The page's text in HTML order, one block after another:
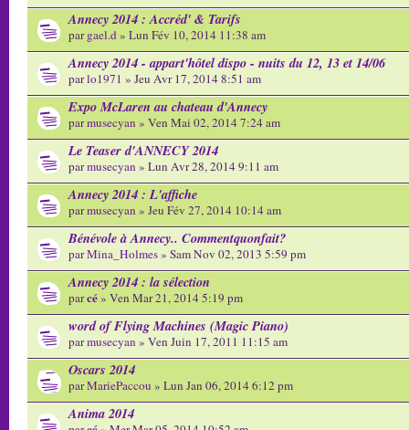
Annecy 2014 : Accréd' & Tarifs
pargael.d» Lun Fév 10, 2014 11:38 am
Annecy 2014 - appart'hôtel dispo - nuits du 12, 13 et 14/06
parlo1971 » Jeu Avr 17, 2014 8:51 am
Expo McLaren au chateau d'Annecy
parmusecyan » Ven Mai 02, 2014 7:24 am
Le Teaser d'ANNECY 2014
parmusecyan » Lun Avr 28, 2014 9:11 am
Annecy 2014 : L'affiche
parmusecyan » Jeu Fév 27, 2014 10:14 am
Bénévole à Annecy.. Commentquonfait?
parMina_Holmes» Sam Nov 02, 2013 5:59 pm
Annecy 2014 : la sélection
parcé» Ven Mar 21, 2014 5:19 pm
word of Flying Machines (Magic Piano)
parmusecyan » Ven Juin 17, 2011 11:15 am
Oscars 2014
parMariePaccou » Lun Jan 06, 2014 6:12 pm
Anima 2014